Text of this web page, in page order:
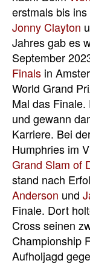
erstmals bis
Jonny Clayton
Jahres gab es
September
Finals in
World Grand
Mal das
und gewann
Karriere. Bei
Humphries im
Grand Slam of
stand nach
Anderson und
Finale. Dort
Cross seinen
Championship
Aufholjagd